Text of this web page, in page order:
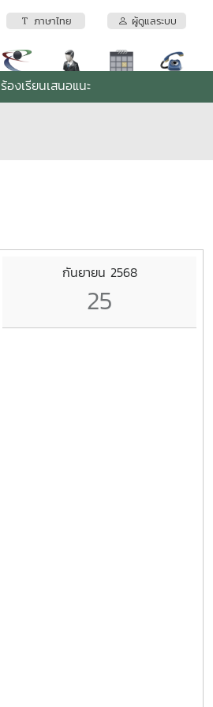
ภาษาไทย ผู้ดูแลระบบ
ร้องเรียนเสนอแนะ
กันยายน 2568
25